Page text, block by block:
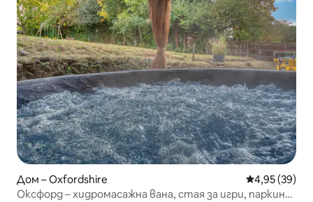
Дом – Oxfordshire Средна
4,95 (39)
Оксфорд – хидромасажна вана, стая за игри, паркинг,